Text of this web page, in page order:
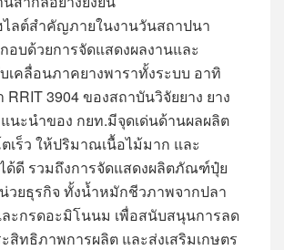
ลต์สำคัญภายในงานวันสถาปนา
อบด้วยการจัดแสดงผลงานและ
เคลื่อนภาคยางพาราทั้งระบบ อาทิ
3904 ของสถาบันวิจัยยาง ยาง
นะนำของ กยท.มีจุดเด่นด้านผลผลิต
ตเร็ว ให้ปริมาณเนื้อไม้มาก และ
ด้ดี รวมถึงการจัดแสดงผลิตภัณฑ์ปุ๋ย
วยธุรกิจ ทั้งน้ำหมักชีวภาพจากปลา
ะกรดอะมิโนนม เพื่อสนับสนุนการลด
สิทธิภาพการผลิต และส่งเสริมเกษตร